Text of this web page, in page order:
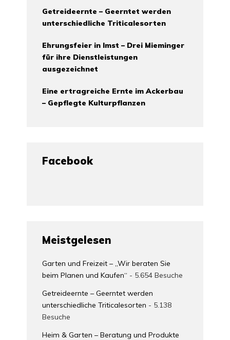
Getreideernte – Geerntet werden
unterschiedliche Triticalesorten
Ehrungsfeier in Imst – Drei Mieminger
für ihre Dienstleistungen
ausgezeichnet
Eine ertragreiche Ernte im Ackerbau
– Gepflegte Kulturpflanzen
Facebook
Meistgelesen
Garten und Freizeit – „Wir beraten Sie
beim Planen und Kaufen“ - 5.654 Besuche
Getreideernte – Geerntet werden
unterschiedliche Triticalesorten - 5.138
Besuche
Heim & Garten – Beratung und Produkte